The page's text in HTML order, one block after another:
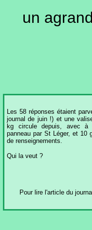
un
Les 58 réponses étaient
journal de juin !) et une
kg circule depuis, avec à
panneau par St Léger, et 10
de renseignements.
Qui la veut ?
Pour lire l'article du